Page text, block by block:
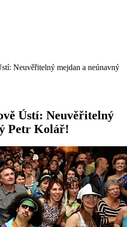
Neuvěřitelný mejdan a neúnavný
Ústí: Neuvěřitelný
Petr Kolář!